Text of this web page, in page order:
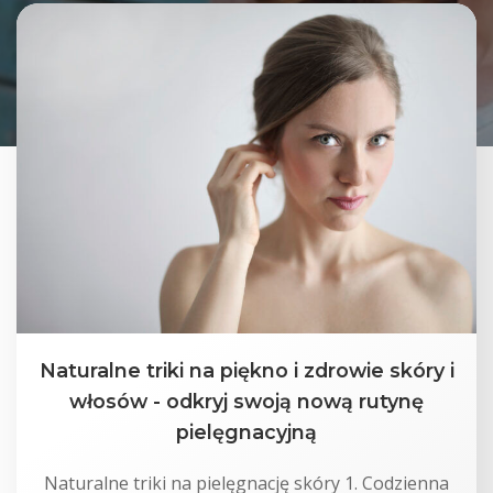
Naturalne triki na piękno i zdrowie skóry i
włosów - odkryj swoją nową rutynę
pielęgnacyjną
Naturalne triki na pielęgnację skóry 1. Codzienna